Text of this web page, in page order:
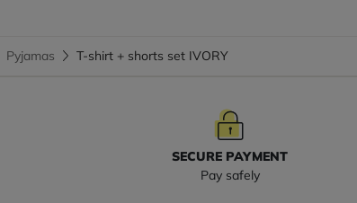
Pyjamas T-shirt + shorts set IVORY
SECURE PAYMENT
Pay safely